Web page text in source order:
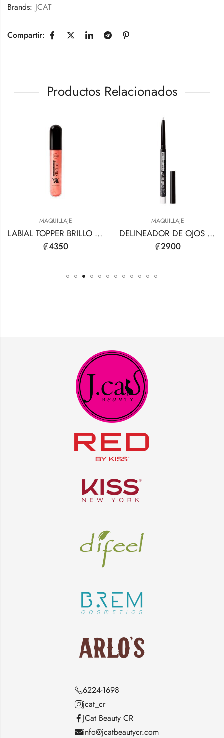
Brands: JCAT
Compartir:
Productos Relacionados
MAQUILLAJE
LABIAL TOPPER BRILLO EXTREMO
₡4350
MAQUILLAJE
DELINEADOR DE OJOS AUTOMÁTICO ENROLLABLE
₡2900
6224-1698
jcat_cr
JCat Beauty CR
info@jcatbeautycr.com